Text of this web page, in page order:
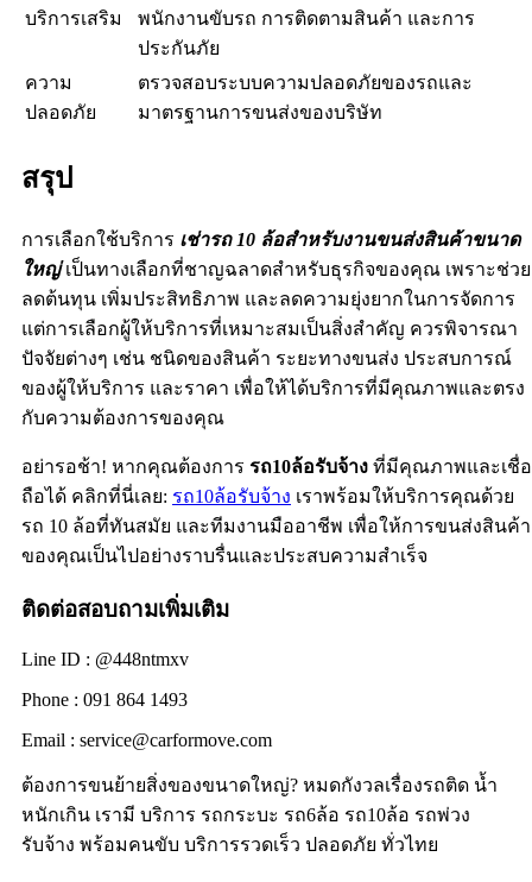
บริการเสริม
พนักงานขับรถ การติดตามสินค้า และการ
ประกันภัย
ความ
ปลอดภัย
ตรวจสอบระบบความปลอดภัยของรถและ
มาตรฐานการขนส่งของบริษัท
สรุป
การเลือกใช้บริการ เช่ารถ 10 ล้อสำหรับงานขนส่งสินค้าขนาด
ใหญ่เป็นทางเลือกที่ชาญฉลาดสำหรับธุรกิจของคุณ เพราะช่วย
ลดต้นทุน เพิ่มประสิทธิภาพ และลดความยุ่งยากในการจัดการ
แต่การเลือกผู้ให้บริการที่เหมาะสมเป็นสิ่งสำคัญ ควรพิจารณา
ปัจจัยต่างๆ เช่น ชนิดของสินค้า ระยะทางขนส่ง ประสบการณ์
ของผู้ให้บริการ และราคา เพื่อให้ได้บริการที่มีคุณภาพและตรง
กับความต้องการของคุณ
อย่ารอช้า! หากคุณต้องการ รถ10ล้อรับจ้าง ที่มีคุณภาพและเชื่อ
ถือได้ คลิกที่นี่เลย: รถ10ล้อรับจ้าง เราพร้อมให้บริการคุณด้วย
รถ 10 ล้อที่ทันสมัย และทีมงานมืออาชีพ เพื่อให้การขนส่งสินค้า
ของคุณเป็นไปอย่างราบรื่นและประสบความสำเร็จ
ติดต่อสอบถามเพิ่มเติม
Line ID : @448ntmxv
Phone : 091 864 1493
Email : service@carformove.com
ต้องการขนย้ายสิ่งของขนาดใหญ่? หมดกังวลเรื่องรถติด น้ำ
หนักเกิน เรามี บริการ รถกระบะ รถ6ล้อ รถ10ล้อ รถพ่วง
รับจ้าง พร้อมคนขับ บริการรวดเร็ว ปลอดภัย ทั่วไทย